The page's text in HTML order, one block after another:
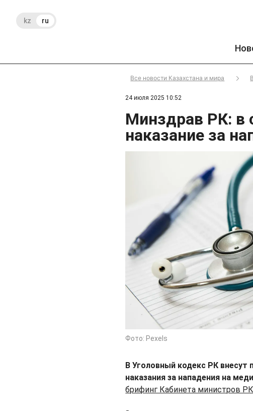
kz ru
Все новости Казахстана и мира
24 июля 2025 10:52
Минздрав РК: в
наказание за
Фото: Pexels
В Уголовный кодекс РК внесут
наказания за нападения на
брифинг Кабинета министров